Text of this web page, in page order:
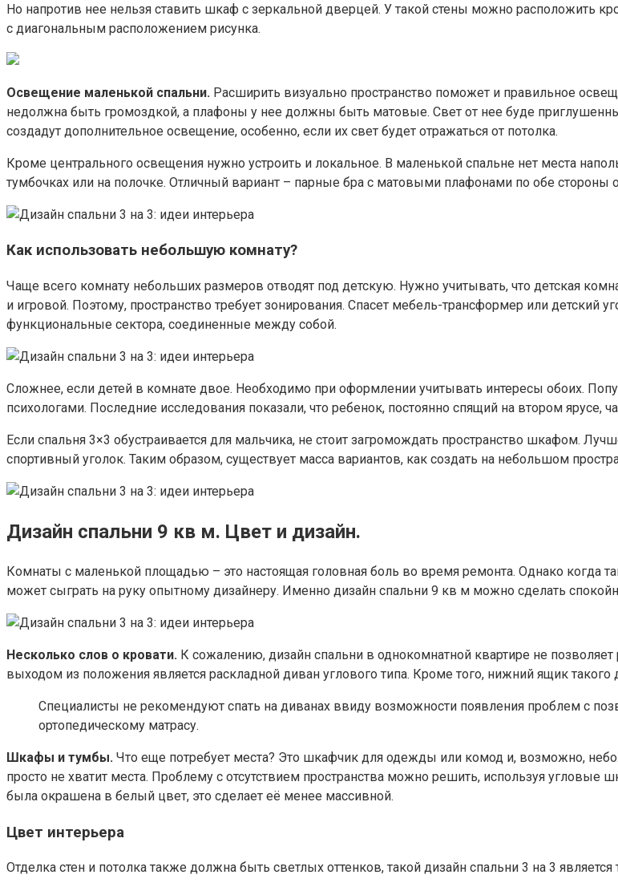
Но напротив нее нельзя ставить шкаф с зеркальной дверцей. У такой стены можно расположить
с диагональным расположением рисунка.
Освещение маленькой спальни. Расширить визуально пространство поможет и правильное
недолжна быть громоздкой, а плафоны у нее должны быть матовые. Свет от нее буде
создадут дополнительное освещение, особенно, если их свет будет отражаться от потолка.
Кроме центрального освещения нужно устроить и локальное. В маленькой спальне нет места
тумбочках или на полочке. Отличный вариант – парные бра с матовыми плафонами по обе стороны
Как использовать небольшую комнату?
Чаще всего комнату небольших размеров отводят под детскую. Нужно учитывать, что детская
и игровой. Поэтому, пространство требует зонирования. Спасет мебель-трансформер или детский
функциональные сектора, соединенные между собой.
Сложнее, если детей в комнате двое. Необходимо при оформлении учитывать интересы обоих.
психологами. Последние исследования показали, что ребенок, постоянно спящий на втором ярусе,
Если спальня 3×3 обустраивается для мальчика, не стоит загромождать пространство шкафом.
спортивный уголок. Таким образом, существует масса вариантов, как создать на небольшом
Дизайн спальни 9 кв м. Цвет и дизайн.
Комнаты с маленькой площадью – это настоящая головная боль во время ремонта. Однако когда
может сыграть на руку опытному дизайнеру. Именно дизайн спальни 9 кв м можно сделать
Несколько слов о кровати. К сожалению, дизайн спальни в однокомнатной квартире не
выходом из положения является раскладной диван углового типа. Кроме того, нижний ящик
Специалисты не рекомендуют спать на диванах ввиду возможности появления проблем с
ортопедическому матрасу.
Шкафы и тумбы. Что еще потребует места? Это шкафчик для одежды или комод и, возможно,
просто не хватит места. Проблему с отсутствием пространства можно решить, используя
была окрашена в белый цвет, это сделает её менее массивной.
Цвет интерьера
Отделка стен и потолка также должна быть светлых оттенков, такой дизайн спальни 3 на 3